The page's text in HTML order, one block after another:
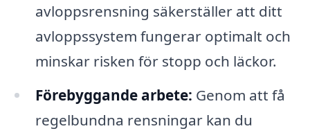
avloppsrensning säkerställer att ditt
avloppssystem fungerar optimalt och
minskar risken för stopp och läckor.
Förebyggande arbete: Genom att få
regelbundna rensningar kan du